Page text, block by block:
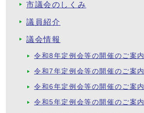
市議会のしくみ
議員紹介
議会情報
令和8年定例会等の開催のご案内
令和7年定例会等の開催のご案内
令和6年定例会等の開催のご案内
令和5年定例会等の開催のご案内